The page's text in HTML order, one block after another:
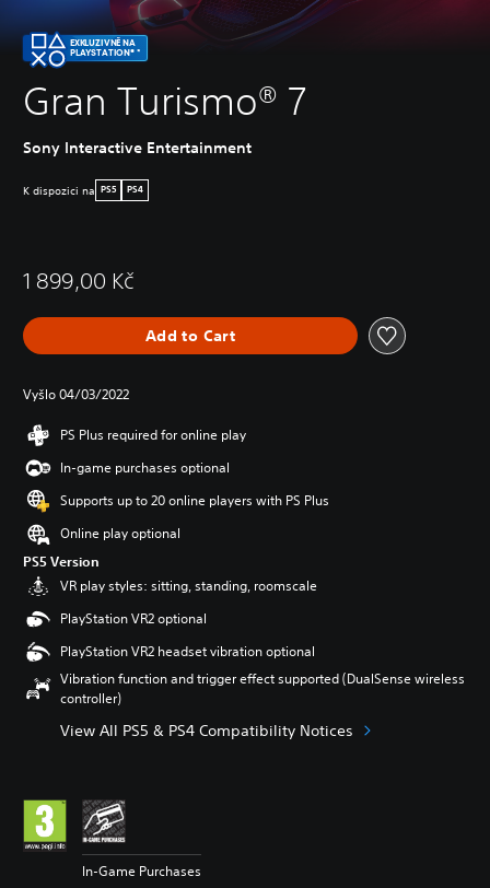
EXKLUZIVNĚ NA
PLAYSTATION® *
Gran Turismo® 7
Sony Interactive Entertainment
K dispozici na PS5 PS4
1 899,00 Kč
Add to Cart
Vyšlo 04/03/2022
PS Plus required for online play
In-game purchases optional
Supports up to 20 online players with PS Plus
Online play optional
PS5 Version
VR play styles: sitting, standing, roomscale
PlayStation VR2 optional
PlayStation VR2 headset vibration optional
Vibration function and trigger effect supported (DualSense wireless
controller)
View All PS5 & PS4 Compatibility Notices
In-Game Purchases